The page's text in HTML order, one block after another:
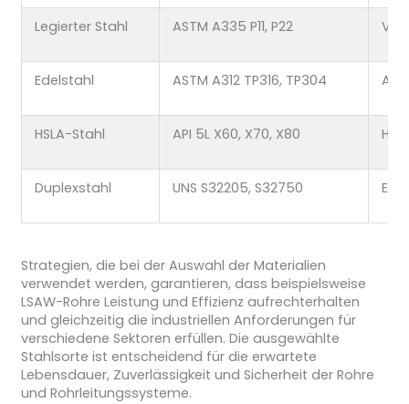
Legierter Stahl ASTM A335 P11, P22
Edelstahl ASTM A312 TP316, TP304
HSLA-Stahl API 5L X60, X70, X80
Duplexstahl UNS S32205, S32750
Strategien, die bei der Auswahl der Materialien
verwendet werden, garantieren, dass beispielsweise
LSAW-Rohre Leistung und Effizienz aufrechterhalten
und gleichzeitig die industriellen Anforderungen für
verschiedene Sektoren erfüllen. Die ausgewählte
Stahlsorte ist entscheidend für die erwartete
Lebensdauer, Zuverlässigkeit und Sicherheit der Rohre
und Rohrleitungssysteme.